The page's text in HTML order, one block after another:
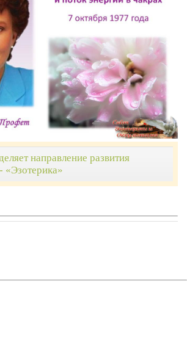
направление развития
«Эзотерика»